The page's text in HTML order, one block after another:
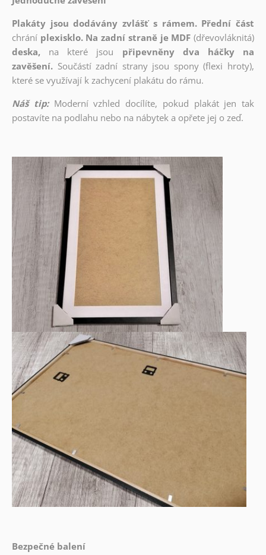
Plakáty jsou dodávány zvlášť s rámem. Přední část
chrání plexisklo. Na zadní straně je MDF (dřevovláknitá)
deska,
na které jsou
připevněny dva háčky na
zavěšení. Součástí zadní strany jsou spony (flexi hroty),
které se využívají k zachycení plakátu do rámu.
Náš tip: Moderní vzhled docílíte, pokud plakát jen tak
postavíte na podlahu nebo na nábytek a opřete jej o zeď.
Bezpečné balení